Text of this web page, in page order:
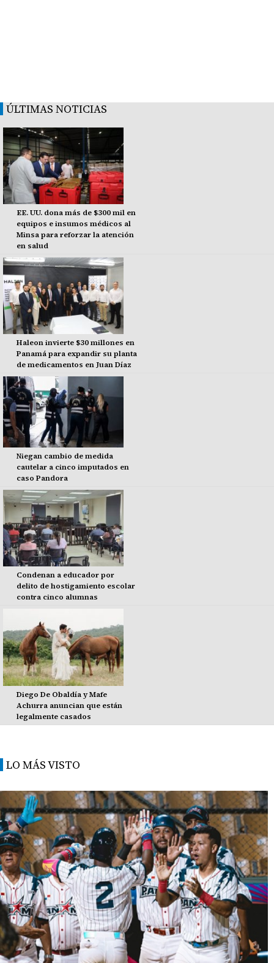
ÚLTIMAS NOTICIAS
EE. UU. dona más de $300 mil en
equipos e insumos médicos al
Minsa para reforzar la atención
en salud
Haleon invierte $30 millones en
Panamá para expandir su planta
de medicamentos en Juan Díaz
Niegan cambio de medida
cautelar a cinco imputados en
caso Pandora
Condenan a educador por
delito de hostigamiento escolar
contra cinco alumnas
Diego De Obaldía y Mafe
Achurra anuncian que están
legalmente casados
LO MÁS VISTO